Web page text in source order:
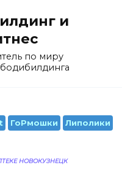
и
по миру
ГоРмошки Липолики
НОВОКУЗНЕЦК